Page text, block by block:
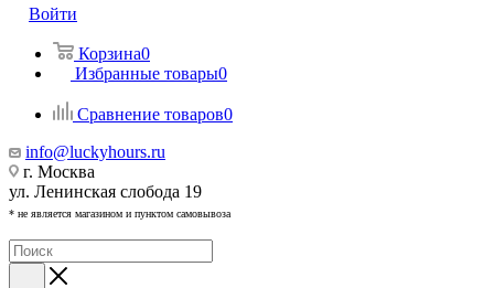
Войти
Корзина0
Избранные товары0
Сравнение товаров0
info@luckyhours.ru
г. Москва
ул. Ленинская слобода 19
* не является магазином и пунктом самовывоза